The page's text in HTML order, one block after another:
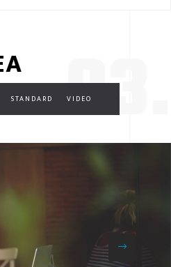
STANDARD VIDEO
03.